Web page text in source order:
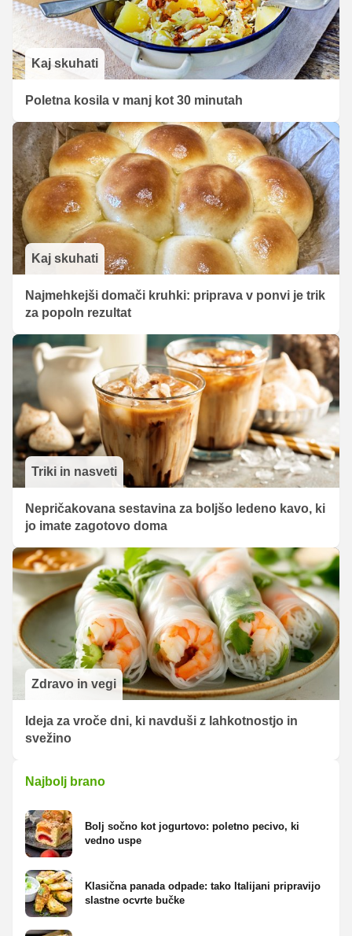
Kaj skuhati
Poletna kosila v manj kot 30 minutah
Kaj skuhati
Najmehkejši domači kruhki: priprava v ponvi je trik
za popoln rezultat
Triki in nasveti
Nepričakovana sestavina za boljšo ledeno kavo, ki
jo imate zagotovo doma
Zdravo in vegi
Ideja za vroče dni, ki navduši z lahkotnostjo in
svežino
Najbolj brano
Bolj sočno kot jogurtovo: poletno pecivo, ki
vedno uspe
Klasična panada odpade: tako Italijani pripravijo
slastne ocvrte bučke